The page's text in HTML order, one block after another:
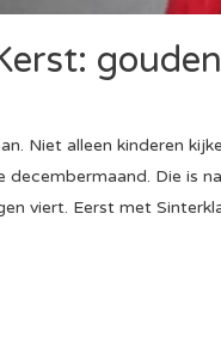
Niet alleen kinderen
decembermaand. Die is
viert. Eerst met